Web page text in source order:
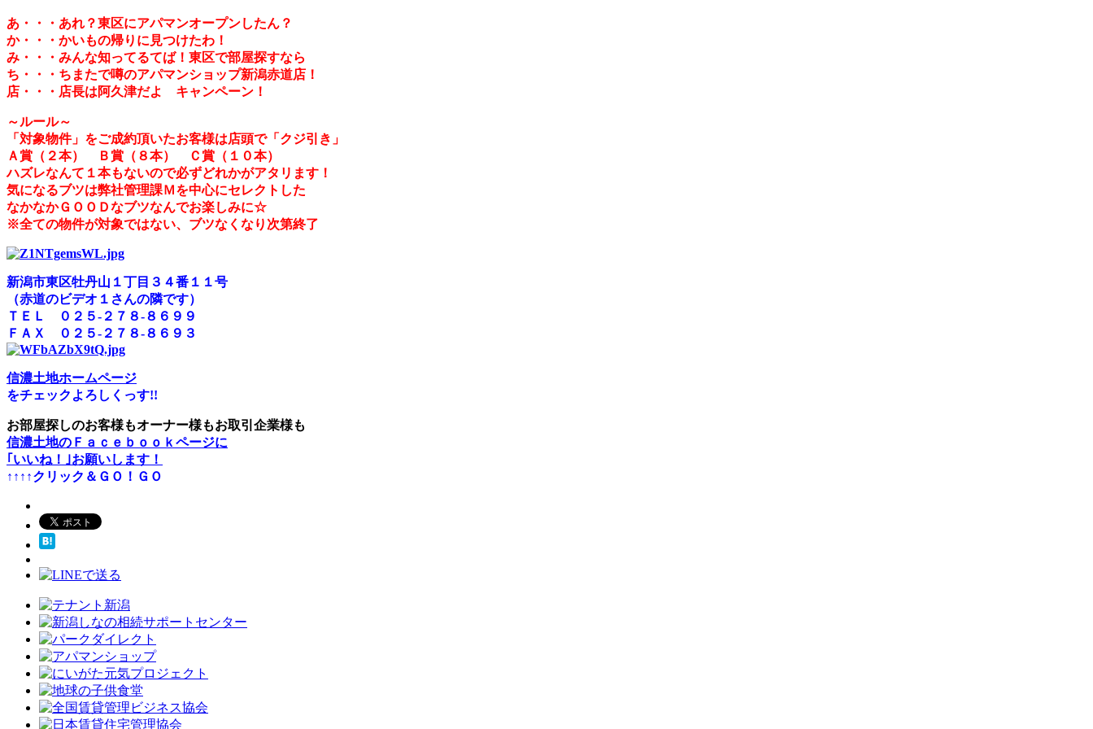
あ ・・・あれ？東区にアパマンオープンしたん？
か・・・かいもの帰りに見つけたわ！
み ・・・みんな知ってるてば！東区で部屋探すなら
ち ・・・ちまたで噂のアパマンショップ新潟赤道店！
店 ・・・店長は阿久津だよ キャンペーン！
～ルール～
「対象物件」をご成約頂いたお客様は店頭で「クジ引き」
Ａ賞（２本） Ｂ賞（８本） Ｃ賞（１０本）
ハズレなんて１本もないので必ずどれかがアタリます！
気になるブツは弊社管理課Ｍを中心にセレクトした
なかなかＧＯＯＤなブツなんでお楽しみに☆
※全ての物件が対象ではない、ブツなくなり次第終了
新潟市東区牡丹山１丁目３４番１１号
（赤道のビデオ１さんの隣です）
ＴＥＬ ０２５-２７８-８６９９
ＦＡＸ ０２５-２７８-８６９３
信濃土地ホームページ
をチェックよろしくっす!!
お部屋探しのお客様もオーナー様もお取引企業様も
信濃土地のＦａｃｅｂｏｏｋページに
｢いいね！｣お願いします！
↑↑↑↑クリック＆ＧＯ！ＧＯ